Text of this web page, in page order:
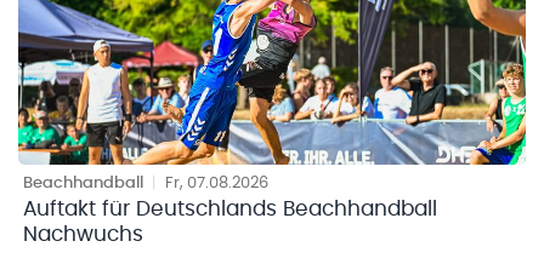
Beachhandball Fr, 07.08.2026
Auftakt für Deutschlands Beachhandball
Nachwuchs